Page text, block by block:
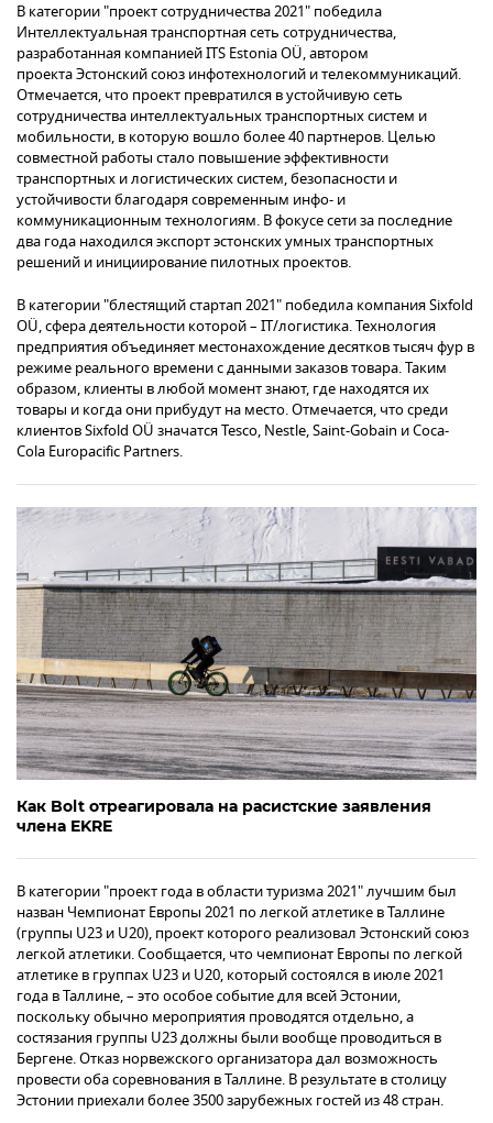
В категории "проект сотрудничества 2021" победила
Интеллектуальная транспортная сеть сотрудничества,
разработанная компанией ITS Estonia OÜ, автором
проекта Эстонский союз инфотехнологий и телекоммуникаций.
Отмечается, что проект превратился в устойчивую сеть
сотрудничества интеллектуальных транспортных систем и
мобильности, в которую вошло более 40 партнеров. Целью
совместной работы стало повышение эффективности
транспортных и логистических систем, безопасности и
устойчивости благодаря современным инфо- и
коммуникационным технологиям. В фокусе сети за последние
два года находился экспорт эстонских умных транспортных
решений и инициирование пилотных проектов.
В категории "блестящий стартап 2021" победила компания Sixfold
OÜ, сфера деятельности которой – IT/логистика. Технология
предприятия объединяет местонахождение десятков тысяч фур в
режиме реального времени с данными заказов товара. Таким
образом, клиенты в любой момент знают, где находятся их
товары и когда они прибудут на место. Отмечается, что среди
клиентов Sixfold OÜ значатся Tesco, Nestle, Saint-Gobain и Coca-
Cola Europacific Partners.
Как Bolt отреагировала на расистские заявления
члена EKRE
В категории "проект года в области туризма 2021" лучшим был
назван Чемпионат Европы 2021 по легкой атлетике в Таллине
(группы U23 и U20), проект которого реализовал Эстонский союз
легкой атлетики. Сообщается, что чемпионат Европы по легкой
атлетике в группах U23 и U20, который состоялся в июле 2021
года в Таллине, – это особое событие для всей Эстонии,
поскольку обычно мероприятия проводятся отдельно, а
состязания группы U23 должны были вообще проводиться в
Бергене. Отказ норвежского организатора дал возможность
провести оба соревнования в Таллине. В результате в столицу
Эстонии приехали более 3500 зарубежных гостей из 48 стран.